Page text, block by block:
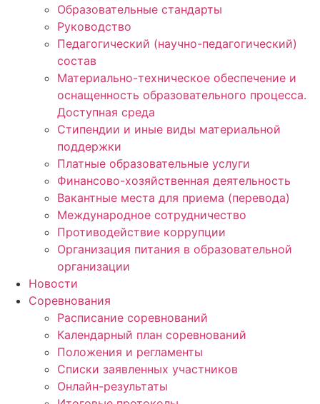
Образовательные стандарты
Руководство
Педагогический (научно-педагогический)
состав
Материально-техническое обеспечение и
оснащенность образовательного процесса.
Доступная среда
Стипендии и иные виды материальной
поддержки
Платные образовательные услуги
Финансово-хозяйственная деятельность
Вакантные места для приема (перевода)
Международное сотрудничество
Противодействие коррупции
Организация питания в образовательной
организации
Новости
Соревнования
Расписание соревнований
Календарный план соревнований
Положения и регламенты
Списки заявленных участников
Онлайн-результаты